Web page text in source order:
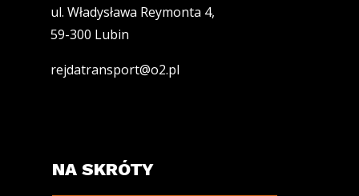
ul. Władysława Reymonta 4,
59-300 Lubin
rejdatransport@o2.pl
NA SKRÓTY